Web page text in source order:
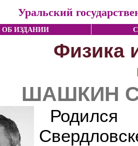
Уральский
ОБ ИЗДАНИИ
Физика
ШАШКИН